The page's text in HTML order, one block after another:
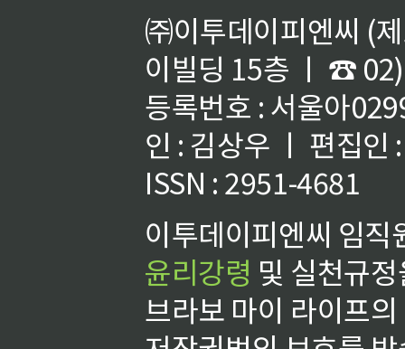
㈜이투데이피엔씨 (
이빌딩 15층 ㅣ ☎
등록번호 : 서울아
인 : 김상우 ㅣ 편집인
ISSN : 2951-4681
이투데이피엔씨 임
윤리강령 및 실천규
브라보 마이 라이프